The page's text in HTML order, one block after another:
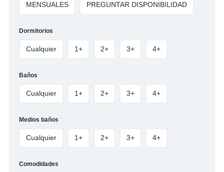
MENSUALES PREGUNTAR DISPONIBILIDAD
Dormitorios
Cualquier 1+ 2+ 3+ 4+
Baños
Cualquier 1+ 2+ 3+ 4+
Medios baños
Cualquier 1+ 2+ 3+ 4+
Comodidades